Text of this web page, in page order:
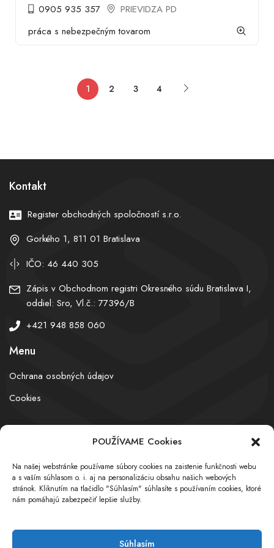
POUŽÍVAME Cookies
Na našej webstránke používame súbory cookies na zaistenie funkčnosti webu
a s vaším súhlasom o. i. aj na personalizáciu obsahu našich webových
stránok. Kliknutím na tlačidlo "Súhlasím" súhlasíte s používaním cookies, ktoré
nám pomáhajú zabezpečiť lepšie služby.
Súhlasím
0905 935 357
PRIEVIDZA PD
práca s nebezpečným tovarom
1 2 3 4
Kontakt
Register obchodných spoločností s.r.o.
Gorkého 1, 811 01 Bratislava
IČO: 46 440 305
Zápis v Obchodnom registri Okresného súdu Bratislava I,
oddiel: Sro, Vl.č.: 77396/B
+421 948 858 060
Menu
Ochrana osobných údajov
Cookies